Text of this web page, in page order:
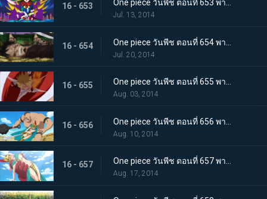
16 - 653
Jul. 13, 2014
16 - 654
Jul. 20, 2014
16 - 655
Aug. 03, 2014
16 - 656
Aug. 10, 2014
16 - 657 One piece วันพีช ตอนที่ 657 พากย์ไทย นักสู้จอมโหด! โลแกน ปะทะ รีเบคก้า
Aug. 17, 2014